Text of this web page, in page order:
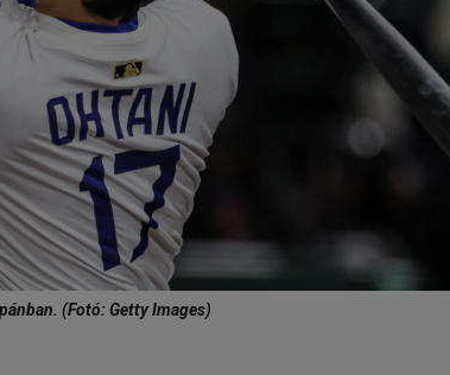
(Fotó: Getty Images)